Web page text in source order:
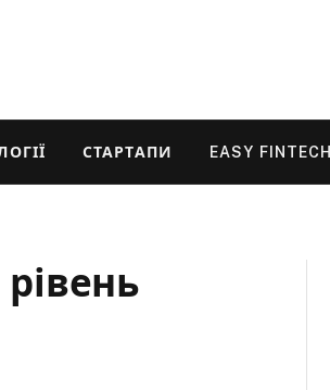
СТАРТАПИ EASY FINTECH